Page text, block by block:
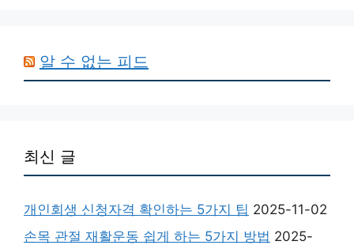
알 수 없는 피드
최신 글
개인회생 신청자격 확인하는 5가지 팁 2025-11-02
손목 관절 재활운동 쉽게 하는 5가지 방법 2025-